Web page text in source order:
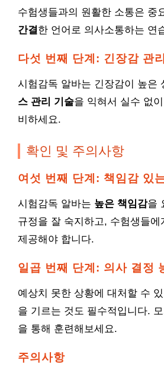
수험생들과의 원활한 소통은 중
간결한 언어로 의사소통하는 연
다섯 번째 단계: 긴장감 관
시험감독 알바는 긴장감이 높은
스 관리 기술을 익혀서 실수 없
비하세요.
확인 및 주의사항
여섯 번째 단계: 책임감 있
시험감독 알바는 높은 책임감을
규정을 잘 숙지하고, 수험생들에
제공해야 합니다.
일곱 번째 단계: 의사 결정
예상치 못한 상황에 대처할 수
을 기르는 것도 필수적입니다.
을 통해 훈련해보세요.
주의사항